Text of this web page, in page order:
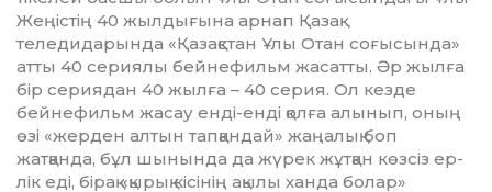
Жеңістің 40 жылдығына арнап Қазақ
теледидарында «Қазақ­стан Ұлы Отан соғысында»
атты 40 сериялы бейнефильм жасатты. Әр жылға
бір сериядан 40 жылға – 40 серия. Ол кезде
бейнефильм жасау енді-енді қолға алынып, оның
өзі «жерден алтын тапқан­дай» жаңалық боп
жатқанда, бұл шынында да жүрек жұтқан көзсіз ер­
лік еді, бірақ «қырық кісінің ақы­лы ханда болар»